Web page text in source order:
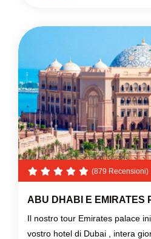
(879 Recensioni)
ABU DHABI E EMIRATES
Il nostro tour Emirates palace
vostro hotel di Dubai , intera